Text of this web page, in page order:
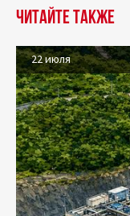
Читайте также
22 июля